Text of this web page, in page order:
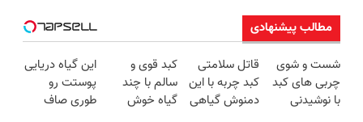
مطالب پیشنهادی
شست و شوی
چربی های کبد
با نوشیدنی
قاتل سلامتی
کبد چربه با این
دمنوش گیاهی
کبد قوی و
سالم با چند
گیاه خوش
این گیاه دریایی
پوستت رو
طوری صاف